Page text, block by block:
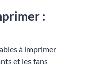
:
à imprimer
et les fans